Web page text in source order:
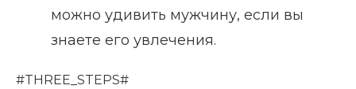
можно удивить мужчину, если вы
знаете его увлечения.
#THREE_STEPS#